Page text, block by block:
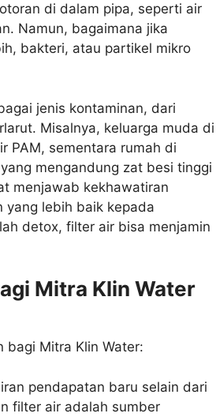
di dalam pipa, seperti air
Namun, bagaimana jika
bakteri, atau partikel mikro
jenis kontaminan, dari
Misalnya, keluarga muda di
PAM, sementara rumah di
mengandung zat besi tinggi
menjawab kekhawatiran
yang lebih baik kepada
detox, filter air bisa menjamin
Mitra Klin Water
bagi Mitra Klin Water:
pendapatan baru selain dari
filter air adalah sumber